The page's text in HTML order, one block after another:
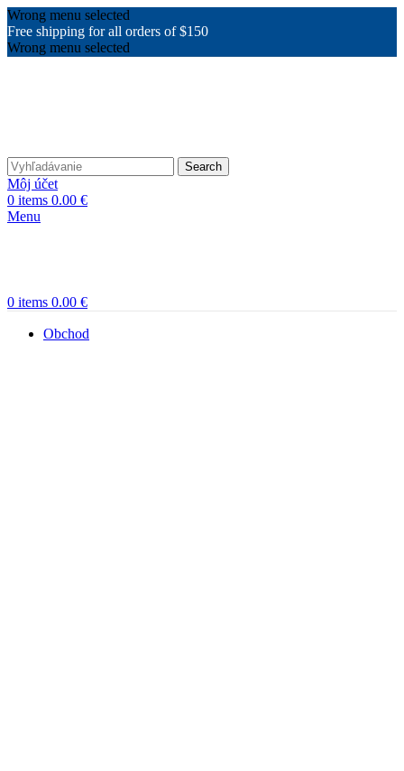
Wrong menu selected
Free shipping for all orders of $150
Wrong menu selected
Search
Môj účet
0 items 0.00 €
Menu
0 items 0.00 €
Obchod